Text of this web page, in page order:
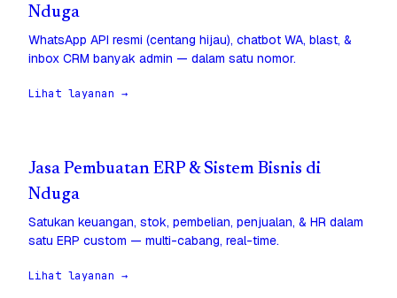
Nduga
WhatsApp API resmi (centang hijau), chatbot WA, blast, &
inbox CRM banyak admin — dalam satu nomor.
Lihat layanan →
Jasa Pembuatan ERP & Sistem Bisnis di
Nduga
Satukan keuangan, stok, pembelian, penjualan, & HR dalam
satu ERP custom — multi-cabang, real-time.
Lihat layanan →